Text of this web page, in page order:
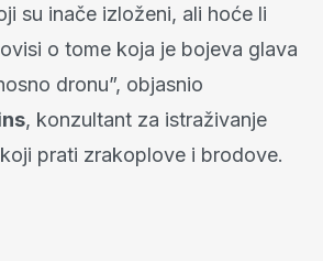
su inače izloženi, ali hoće li
o tome koja je bojeva glava
dronu”, objasnio
, konzultant za istraživanje
prati zrakoplove i brodove.